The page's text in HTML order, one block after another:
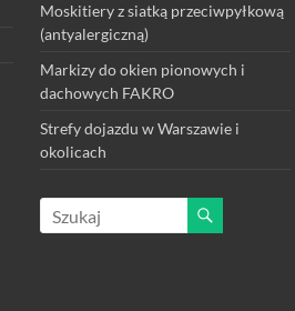
Moskitiery z siatką przeciwpyłkową
(antyalergiczną)
Markizy do okien pionowych i
dachowych FAKRO
Strefy dojazdu w Warszawie i
okolicach